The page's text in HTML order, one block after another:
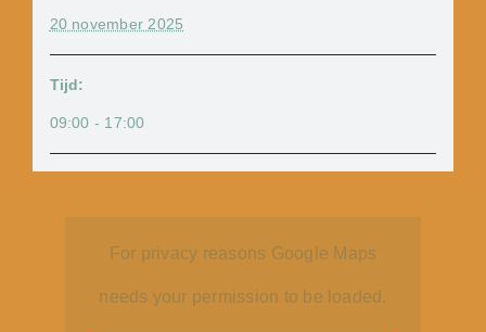
20 november 2025
Tijd:
09:00 - 17:00
For privacy reasons Google Maps
needs your permission to be loaded.